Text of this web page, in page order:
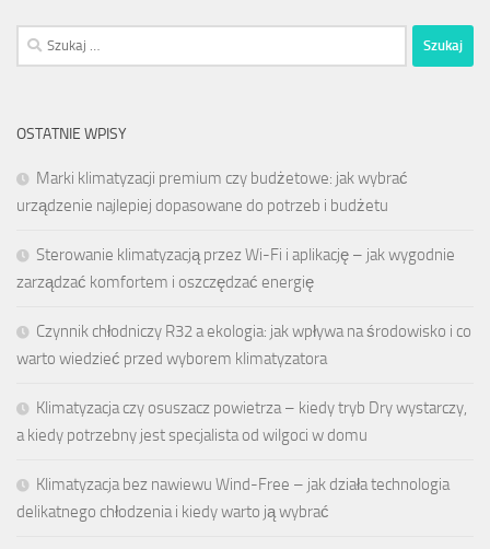
Szukaj:
OSTATNIE WPISY
Marki klimatyzacji premium czy budżetowe: jak wybrać
urządzenie najlepiej dopasowane do potrzeb i budżetu
Sterowanie klimatyzacją przez Wi-Fi i aplikację – jak wygodnie
zarządzać komfortem i oszczędzać energię
Czynnik chłodniczy R32 a ekologia: jak wpływa na środowisko i co
warto wiedzieć przed wyborem klimatyzatora
Klimatyzacja czy osuszacz powietrza – kiedy tryb Dry wystarczy,
a kiedy potrzebny jest specjalista od wilgoci w domu
Klimatyzacja bez nawiewu Wind-Free – jak działa technologia
delikatnego chłodzenia i kiedy warto ją wybrać